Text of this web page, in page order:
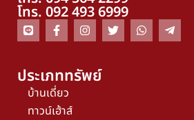
โทร. 092 493 6999
ประเภททรัพย์
บ้านเดี่ยว
ทาวน์เฮ้าส์